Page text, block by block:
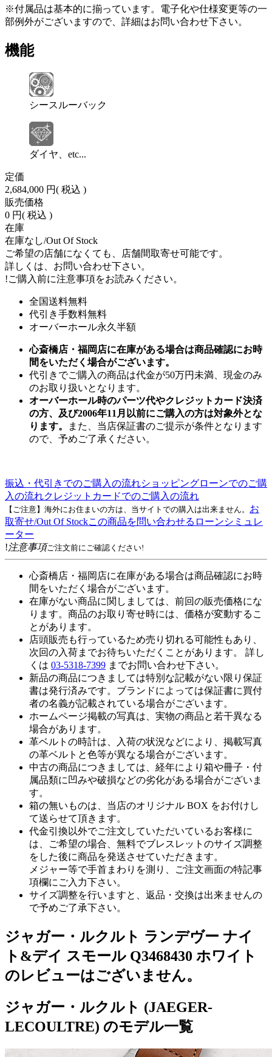
※付属品は基本的に揃っています。電子化や仕様変更等の一
部例外がございますので、詳細はお問い合わせ下さい。
機能
シースルーバック
ダイヤ、etc...
定価
2,684,000 円( 税込 )
販売価格
0 円( 税込 )
在庫
在庫なし/Out Of Stock
ご希望の店舗になくても、店舗間取寄せ可能です。
詳しくは、お問い合わせ下さい。
!ご購入前に注意事項をお読みください。
全国送料無料
代引き手数料無料
オーバーホール永久半額
心斎橋店・福岡店に在庫がある場合は商品確認にお時
間をいただく場合がございます。
代引きでご購入の商品は代金が50万円未満、現金のみ
のお取り扱いとなります。
オーバーホール時のパーツ代やクレジットカード決済
の方、及び2006年11月以前にご購入の方は対象外とな
ります。
また、当店保証書のご提示が条件となります
ので、予めご了承ください。
振込・代引きでのご購入の流れショッピングローンでのご購
入の流れクレジットカードでのご購入の流れ
【ご注意】海外にお住まいの方は、当サイトでの購入は出来ません。 お
取寄せ/Out Of Stockこの商品を問い合わせる ローンシミュレ
ーター
!注意事項ご注文前にご確認ください!
心斎橋店・福岡店に在庫がある場合は商品確認にお時
間をいただく場合がございます。
在庫がない商品に関しましては、前回の販売価格にな
ります。商品のお取り寄せ時には、価格が変動するこ
とがあります。
店頭販売も行っているため売り切れる可能性もあり、
次回の入荷までお待ちいただくことがあります。 詳し
くは 03-5318-7399 までお問い合わせ下さい。
新品の商品につきましては特別な記載がない限り保証
書は発行済みです。ブランドによっては保証書に買付
者の名義が記載されている場合がございます。
ホームページ掲載の写真は、実物の商品と若干異なる
場合があります。
革ベルトの時計は、入荷の状況などにより、掲載写真
の革ベルトと色等が異なる場合がございます。
中古の商品につきましては、経年により箱や冊子・付
属品類に凹みや破損などの劣化がある場合がございま
す。
箱の無いものは、当店のオリジナル BOX をお付けし
て送らせて頂きます。
代金引換以外でご注文していただいているお客様に
は、ご希望の場合、無料でブレスレットのサイズ調整
をした後に商品を発送させていただきます。
メジャー等で手首まわりを測り、ご注文画面の特記事
項欄にご入力下さい。
サイズ調整を行いますと、返品・交換は出来ませんの
で予めご了承下さい。
ジャガー・ルクルト ランデヴー ナイ
ト&デイ スモール Q3468430 ホワイト
のレビューはございません。
ジャガー・ルクルト (JAEGER-
LECOULTRE) のモデル一覧